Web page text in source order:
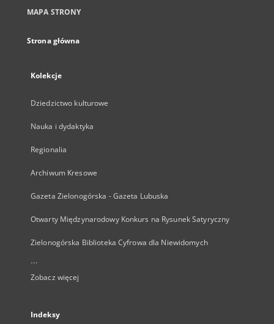
MAPA STRONY
Strona główna
Kolekcje
Dziedzictwo kulturowe
Nauka i dydaktyka
Regionalia
Archiwum Kresowe
Gazeta Zielonogórska - Gazeta Lubuska
Otwarty Międzynarodowy Konkurs na Rysunek Satyryczny
Zielonogórska Biblioteka Cyfrowa dla Niewidomych
...
Zobacz więcej
Indeksy